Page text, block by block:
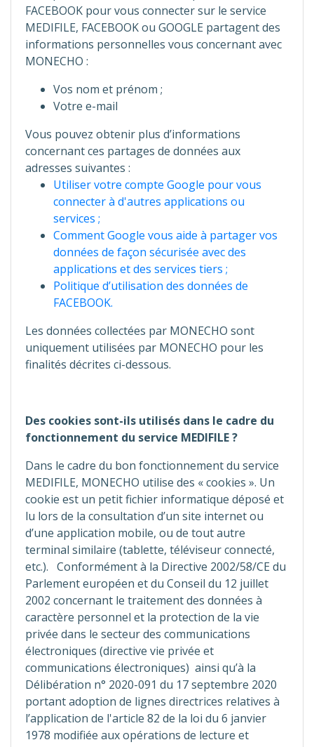
FACEBOOK pour vous connecter sur le service
MEDIFILE, FACEBOOK ou GOOGLE partagent des
informations personnelles vous concernant avec
MONECHO :
Vos nom et prénom ;
Votre e-mail
Vous pouvez obtenir plus d’informations
concernant ces partages de données aux
adresses suivantes :
Utiliser votre compte Google pour vous
connecter à d'autres applications ou
services ;
Comment Google vous aide à partager vos
données de façon sécurisée avec des
applications et des services tiers ;
Politique d’utilisation des données de
FACEBOOK.
Les données collectées par MONECHO sont
uniquement utilisées par MONECHO pour les
finalités décrites ci-dessous.
Des cookies sont-ils utilisés dans le cadre du
fonctionnement du service MEDIFILE ?
Dans le cadre du bon fonctionnement du service
MEDIFILE, MONECHO utilise des « cookies ». Un
cookie est un petit fichier informatique déposé et
lu lors de la consultation d’un site internet ou
d’une application mobile, ou de tout autre
terminal similaire (tablette, téléviseur connecté,
etc.). Conformément à la Directive 2002/58/CE du
Parlement européen et du Conseil du 12 juillet
2002 concernant le traitement des données à
caractère personnel et la protection de la vie
privée dans le secteur des communications
électroniques (directive vie privée et
communications électroniques) ainsi qu’à la
Délibération n° 2020-091 du 17 septembre 2020
portant adoption de lignes directrices relatives à
l’application de l'article 82 de la loi du 6 janvier
1978 modifiée aux opérations de lecture et